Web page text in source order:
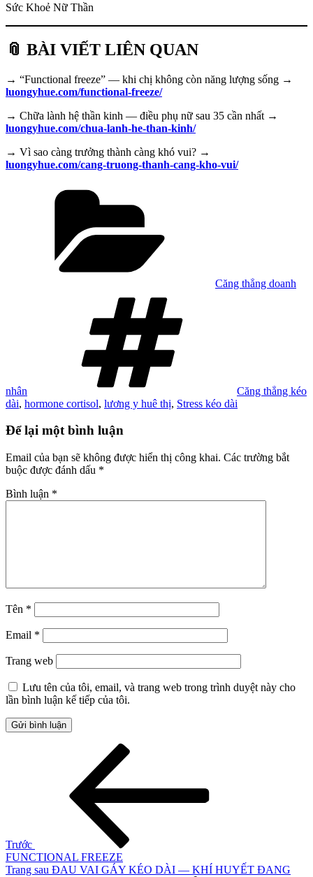
Sức Khoẻ Nữ Thần
📎 BÀI VIẾT LIÊN QUAN
→ “Functional freeze” — khi chị không còn năng lượng sống →
luongyhue.com/functional-freeze/
→ Chữa lành hệ thần kinh — điều phụ nữ sau 35 cần nhất →
luongyhue.com/chua-lanh-he-than-kinh/
→ Vì sao càng trưởng thành càng khó vui? →
luongyhue.com/cang-truong-thanh-cang-kho-vui/
Căng thẳng doanh
nhân
Căng thẳng kéo
dài, hormone cortisol, lương y huê thị, Stress kéo dài
Để lại một bình luận
Email của bạn sẽ không được hiển thị công khai. Các trường bắt
buộc được đánh dấu *
Bình luận *
Tên *
Email *
Trang web
Lưu tên của tôi, email, và trang web trong trình duyệt này cho
lần bình luận kế tiếp của tôi.
Trước
FUNCTIONAL FREEZE
Bài
Trang sau ĐAU VAI GÁY KÉO DÀI — KHÍ HUYẾT ĐANG